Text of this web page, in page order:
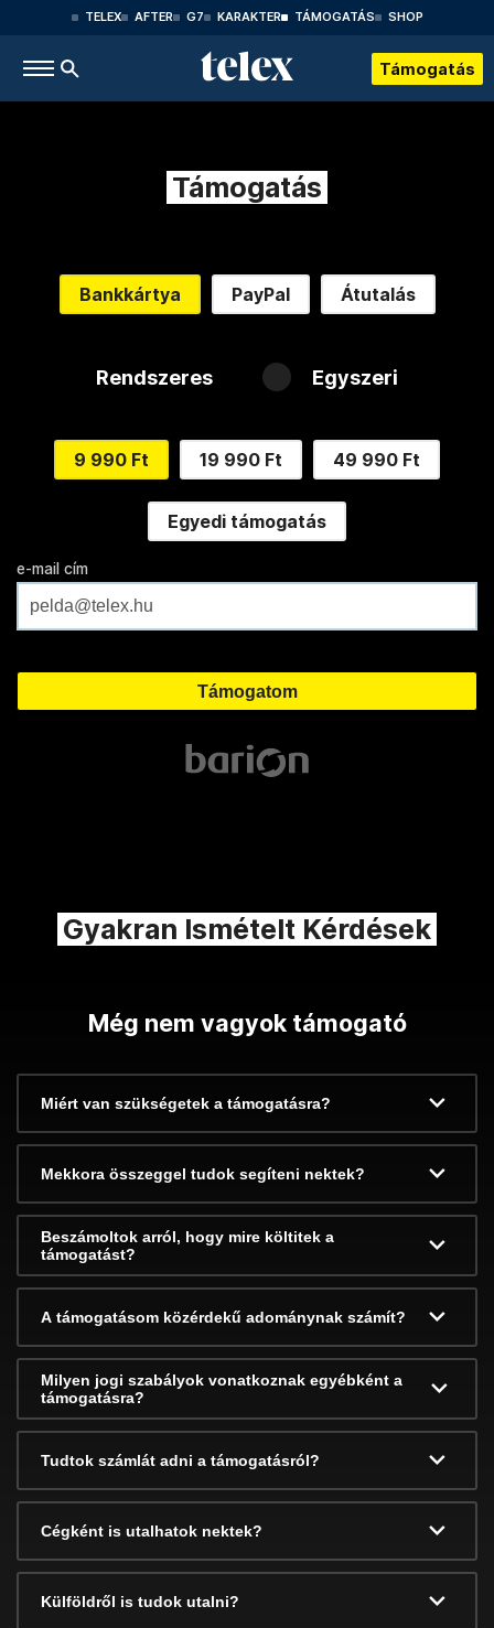
TELEX AFTER G7 KARAKTER TÁMOGATÁS SHOP
Támogatás
Támogatás
Bankkártya PayPal Átutalás
Rendszeres Egyszeri
9 990 Ft 19 990 Ft 49 990 Ft
Egyedi támogatás
e-mail cím
Gyakran Ismételt Kérdések
Még nem vagyok támogató
Miért van szükségetek a támogatásra?
Mekkora összeggel tudok segíteni nektek?
Beszámoltok arról, hogy mire költitek a
támogatást?
A támogatásom közérdekű adománynak számít?
Milyen jogi szabályok vonatkoznak egyébként a
támogatásra?
Tudtok számlát adni a támogatásról?
Cégként is utalhatok nektek?
Külföldről is tudok utalni?